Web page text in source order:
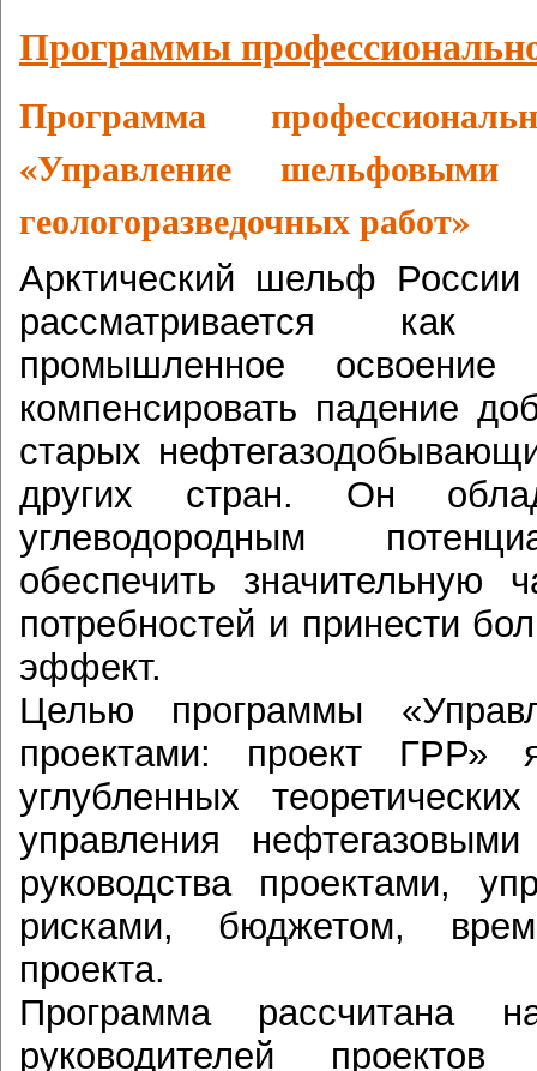
Программы
Программа
«Управление шельфовыми
геологоразведочных работ»
Арктический шельф
рассматривается как
промышленное освоение
компенсировать падение
старых
других стран. Он
углеводородным
обеспечить значительную
потребностей и принести
эффект.
Целью программы
проектами: проект ГРР»
углубленных
управления
руководства проектами,
рисками, бюджетом,
проекта.
Программа рассчитана
руководителей